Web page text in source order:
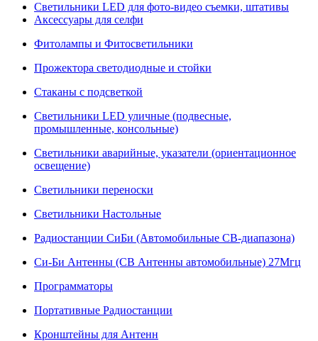
Светильники LED для фото-видео съемки, штативы
Аксессуары для селфи
Фитолампы и Фитосветильники
Прожектора светодиодные и стойки
Стаканы с подсветкой
Светильники LED уличные (подвесные,
промышленные, консольные)
Светильники аварийные, указатели (ориентационное
освещение)
Светильники переноски
Светильники Настольные
Радиостанции СиБи (Автомобильные СВ-диапазона)
Си-Би Антенны (СВ Антенны автомобильные) 27Мгц
Программаторы
Портативные Радиостанции
Кронштейны для Антенн